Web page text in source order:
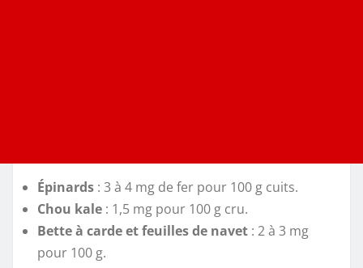
Épinards : 3 à 4 mg de fer pour 100 g cuits.
Chou kale : 1,5 mg pour 100 g cru.
Bette à carde et feuilles de navet : 2 à 3 mg
pour 100 g.